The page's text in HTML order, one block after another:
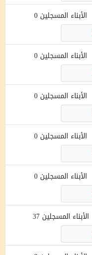
الأبناء المسجلين 0
الأبناء المسجلين 0
الأبناء المسجلين 0
الأبناء المسجلين 0
الأبناء المسجلين 0
الأبناء المسجلين37